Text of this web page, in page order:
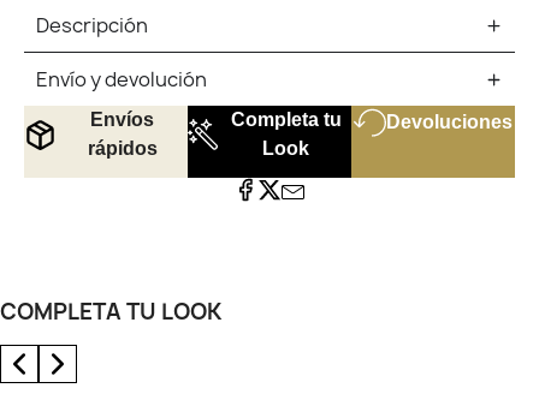
Descripción
Envío y devolución
Envíos
rápidos
Completa tu
Look
Devoluciones
COMPLETA TU LOOK